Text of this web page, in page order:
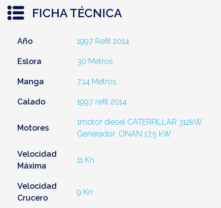
FICHA TÉCNICA
Año 1997 Refit 2014
Eslora 30 Metros
Manga 7,14 Metros
Calado 1997 refit 2014
Motores
1motor diesel CATERPILLAR 312kW
Generador: ONAN 17,5 kW
Velocidad
Máxima
11 Kn
Velocidad
Crucero
9 Kn